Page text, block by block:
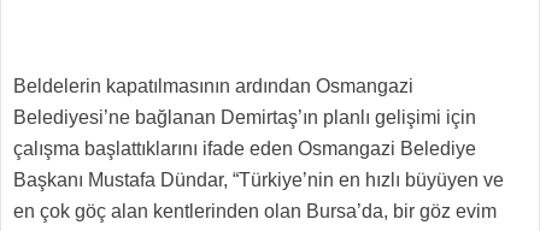
Beldelerin kapatılmasının ardından Osmangazi
Belediyesi’ne bağlanan Demirtaş’ın planlı gelişimi için
çalışma başlattıklarını ifade eden Osmangazi Belediye
Başkanı Mustafa Dündar, “Türkiye’nin en hızlı büyüyen ve
en çok göç alan kentlerinden olan Bursa’da, bir göz evim